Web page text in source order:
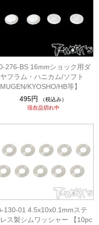
276-BS 16mmショック用ダ
フラム・ハニカム/ソフト
MUGEN/KYOSHO/HB等】
495円
（税込み）
現在品切れ中
130-01 4.5x10x0.1mmステ
ス製シムワッシャー 【10pc